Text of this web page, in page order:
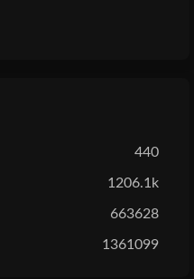
440
1206.1k
663628
1361099